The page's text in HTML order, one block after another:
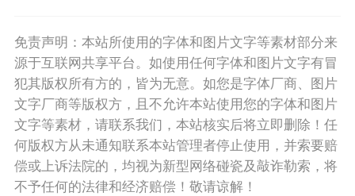
免责声明：本站所使用的字体和图片文字等素材部分来
源于互联网共享平台。如使用任何字体和图片文字有冒
犯其版权所有方的，皆为无意。如您是字体厂商、图片
文字厂商等版权方，且不允许本站使用您的字体和图片
文字等素材，请联系我们，本站核实后将立即删除！任
何版权方从未通知联系本站管理者停止使用，并索要赔
偿或上诉法院的，均视为新型网络碰瓷及敲诈勒索，将
不予任何的法律和经济赔偿！敬请谅解！